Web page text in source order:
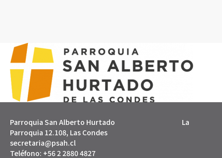
Parroquia San Alberto Hurtado La
Parroquia 12.108, Las Condes
secretaria@psah.cl
Teléfono: +56 2 2880 4827